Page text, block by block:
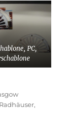
PC,
Radhäuser,